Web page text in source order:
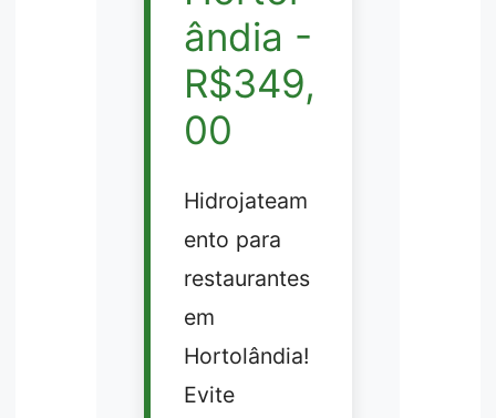
ândia -
R$349,
00
Hidrojateam
ento para
restaurantes
em
Hortolândia!
Evite